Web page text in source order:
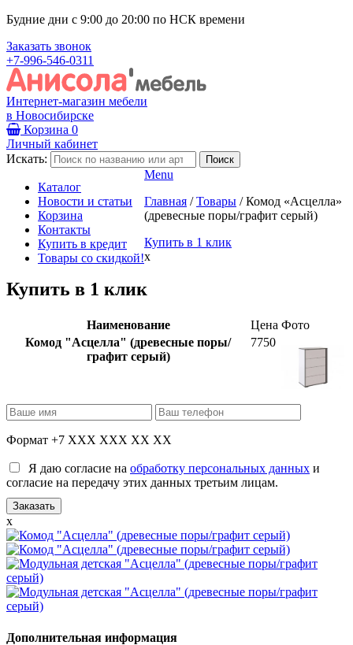
Будние дни с 9:00 до 20:00 по НСК времени
Заказать звонок
+7-996-546-0311
Интернет-магазин мебели
в Новосибирске
Корзина 0
Личный кабинет
Искать:
Каталог
Новости и статьи
Корзина
Контакты
Купить в кредит
Товары со скидкой!
Menu
Главная / Товары / Комод «Асцелла»
(древесные поры/графит серый)
Купить в 1 клик
x
Купить в 1 клик
Наименование Цена Фото
Комод "Асцелла" (древесные поры/
графит серый)
7750
Формат +7 XXX XXX XX XX
Я даю согласие на обработку персональных данных и
согласие на передачу этих данных третьим лицам.
x
Дополнительная информация